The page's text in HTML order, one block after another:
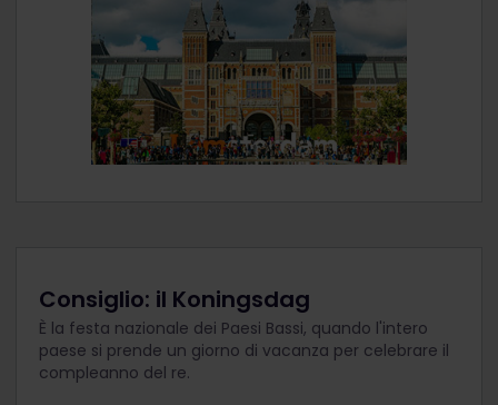
Consiglio: il Koningsdag
È la festa nazionale dei Paesi Bassi, quando l'intero
paese si prende un giorno di vacanza per celebrare il
compleanno del re.